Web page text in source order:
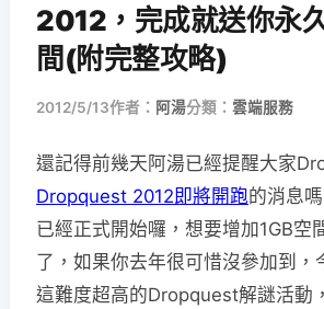
2012，完成就送你永
間(附完整攻略)
2012/5/13作者： 阿湯分類： 雲端服務
還記得前幾天阿湯已經提醒大家
Dropquest 2012即將開跑的消息
已經正式開始囉，想要增加1GB空
了，如果你去年很可惜沒參加到，
這難度超高的Dropquest解謎活動